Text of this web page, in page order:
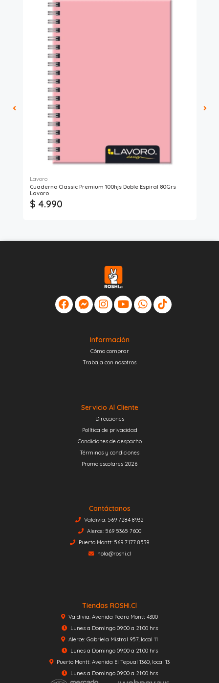
Lavoro
Cuaderno Classic Premium 100hjs Doble Espiral 80Grs
Lavoro
$ 4.990
Información
Cómo comprar
Trabaja con nosotros
Servicio Al Cliente
Direcciones
Política de privacidad
Condiciones de despacho
Términos y condiciones
Promo escolares 2026
Contáctanos
Valdivia: 569 7284 8932
Alerce: 569 5365 7600
Puerto Montt: 569 7177 8539
hola@roshi.cl
Tiendas ROSHI.cl
Valdivia: Avenida Pedro Montt 4300
Lunes a Domingo 09:00 a 21:00 hrs
Alerce: Gabriela Mistral 957, local 11
Lunes a Domingo 09:00 a 21:00 hrs
Puerto Montt: Avenida El Tepual 1360, local 13
Lunes a Domingo 09:00 a 21:00 hrs